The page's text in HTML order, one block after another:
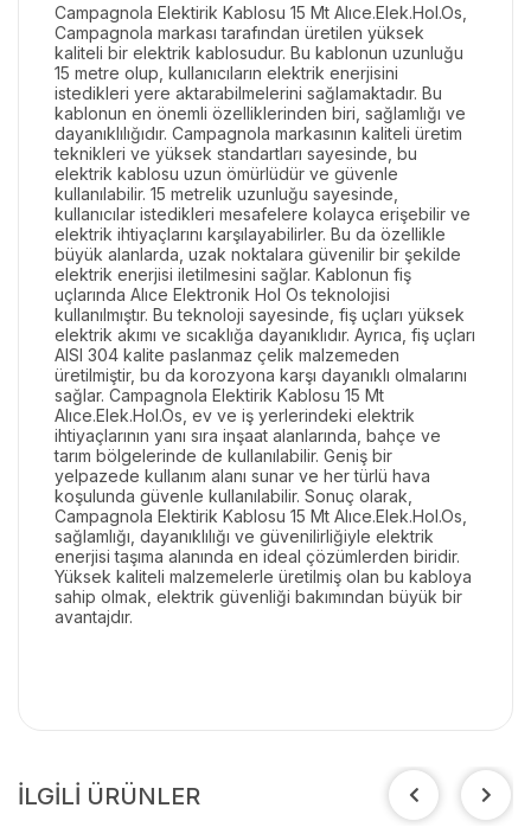
Campagnola Elektirik Kablosu 15 Mt Alıce.Elek.Hol.Os,
Campagnola markası tarafından üretilen yüksek
kaliteli bir elektrik kablosudur. Bu kablonun uzunluğu
15 metre olup, kullanıcıların elektrik enerjisini
istedikleri yere aktarabilmelerini sağlamaktadır. Bu
kablonun en önemli özelliklerinden biri, sağlamlığı ve
dayanıklılığıdır. Campagnola markasının kaliteli üretim
teknikleri ve yüksek standartları sayesinde, bu
elektrik kablosu uzun ömürlüdür ve güvenle
kullanılabilir. 15 metrelik uzunluğu sayesinde,
kullanıcılar istedikleri mesafelere kolayca erişebilir ve
elektrik ihtiyaçlarını karşılayabilirler. Bu da özellikle
büyük alanlarda, uzak noktalara güvenilir bir şekilde
elektrik enerjisi iletilmesini sağlar. Kablonun fiş
uçlarında Alıce Elektronik Hol Os teknolojisi
kullanılmıştır. Bu teknoloji sayesinde, fiş uçları yüksek
elektrik akımı ve sıcaklığa dayanıklıdır. Ayrıca, fiş uçları
AISI 304 kalite paslanmaz çelik malzemeden
üretilmiştir, bu da korozyona karşı dayanıklı olmalarını
sağlar. Campagnola Elektirik Kablosu 15 Mt
Alıce.Elek.Hol.Os, ev ve iş yerlerindeki elektrik
ihtiyaçlarının yanı sıra inşaat alanlarında, bahçe ve
tarım bölgelerinde de kullanılabilir. Geniş bir
yelpazede kullanım alanı sunar ve her türlü hava
koşulunda güvenle kullanılabilir. Sonuç olarak,
Campagnola Elektirik Kablosu 15 Mt Alıce.Elek.Hol.Os,
sağlamlığı, dayanıklılığı ve güvenilirliğiyle elektrik
enerjisi taşıma alanında en ideal çözümlerden biridir.
Yüksek kaliteli malzemelerle üretilmiş olan bu kabloya
sahip olmak, elektrik güvenliği bakımından büyük bir
avantajdır.
İLGİLİ ÜRÜNLER